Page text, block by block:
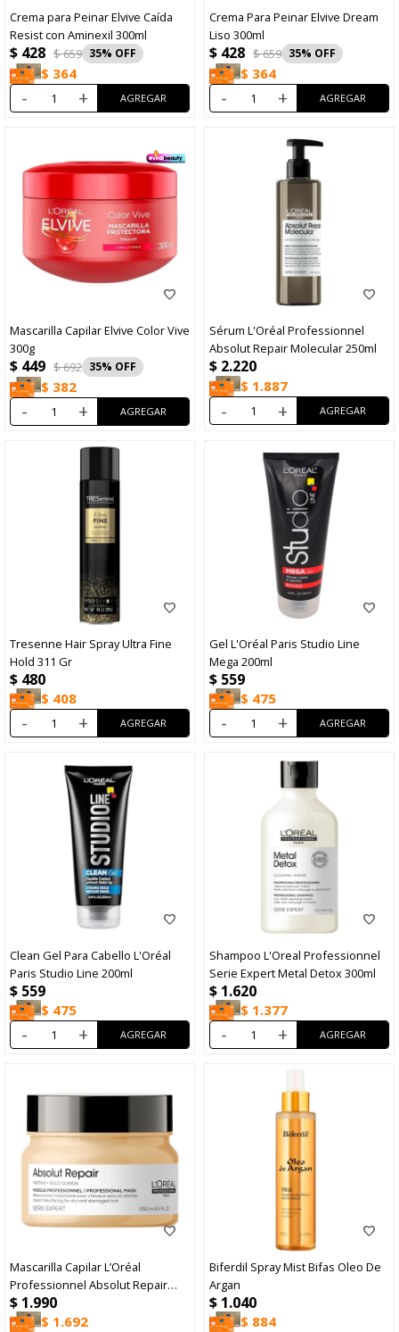
Crema para Peinar Elvive Caída
Resist con Aminexil 300ml
$ 428 $659 35
$ 364
- +
Crema Para Peinar Elvive Dream
Liso 300ml
$ 428 $659 35
$ 364
- +
Mascarilla Capilar Elvive Color Vive
300g
$ 449 $692 35
$ 382
- +
Sérum L'Oréal Professionnel
Absolut Repair Molecular 250ml
$ 2.220
$ 1.887
- +
Tresenne Hair Spray Ultra Fine
Hold 311 Gr
$ 480
$ 408
- +
Gel L'Oréal Paris Studio Line
Mega 200ml
$ 559
$ 475
- +
Clean Gel Para Cabello L'Oréal
Paris Studio Line 200ml
$ 559
$ 475
- +
Shampoo L'Oreal Professionnel
Serie Expert Metal Detox 300ml
$ 1.620
$ 1.377
- +
Mascarilla Capilar L’Oréal
Professionnel Absolut Repair
250ml
$ 1.990
$ 1.692
Biferdil Spray Mist Bifas Oleo De
Argan
$ 1.040
$ 884